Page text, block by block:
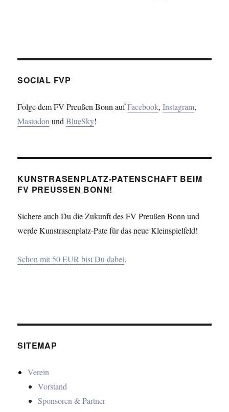
SOCIAL FVP
Folge dem FV Preußen Bonn aufFacebook,Instagram,
MastodonundBlueSky!
KUNSTRASENPLATZ-PATENSCHAFT BEIM
FV PREUSSEN BONN!
Sichere auch Du die Zukunft des FV Preußen Bonn und
werde Kunstrasenplatz-Pate für das neue Kleinspielfeld!
Schon mit 50 EUR bist Du dabei.
SITEMAP
Verein
Vorstand
Sponsoren & Partner